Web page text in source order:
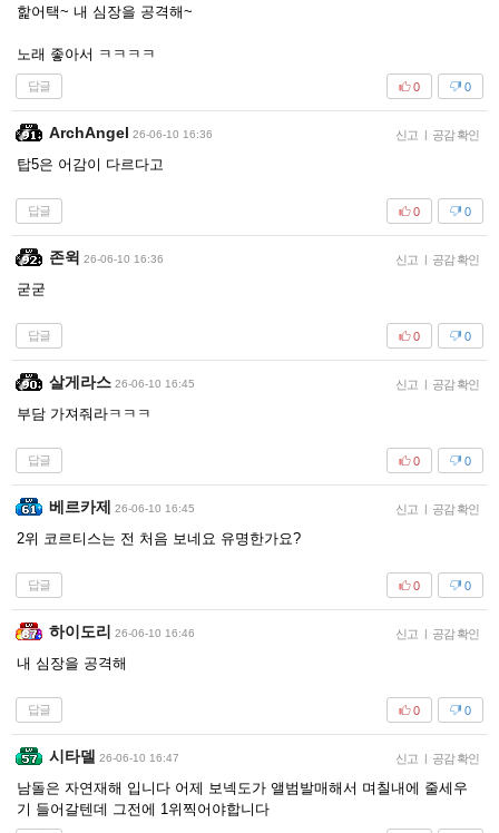
핥어택~ 내 심장을 공격해~
노래 좋아서 ㅋㅋㅋㅋ
답글 0
0
ArchAngel 26-06-10 16:36 신고 공감 확인
탑5은 어감이 다르다고
답글 0
0
존윅 26-06-10 16:36 신고 공감 확인
굳굳
답글 0
0
살게라스 26-06-10 16:45 신고 공감 확인
부담 가져줘라ㅋㅋㅋ
답글 0
0
베르카제 26-06-10 16:45 신고 공감 확인
2위 코르티스는 전 처음 보네요 유명한가요?
답글 0
0
하이도리 26-06-10 16:46 신고 공감 확인
내 심장을 공격해
답글 0
0
시타델 26-06-10 16:47 신고 공감 확인
남돌은 자연재해 입니다 어제 보넥도가 앨범발매해서 며칠내에 줄세우
기 들어갈텐데 그전에 1위찍어야합니다